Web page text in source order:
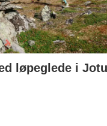
løpeglede i